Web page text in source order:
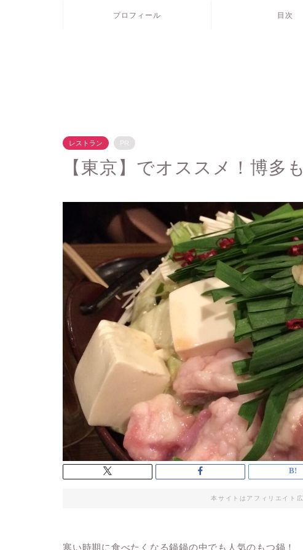
プロフィール 目次
レストラン PR
【東京】でオススメ！博多
本サイトはアフィリエイト
寒い時期に食べたくなる鍋鍋の中でも人気のもつ鍋！